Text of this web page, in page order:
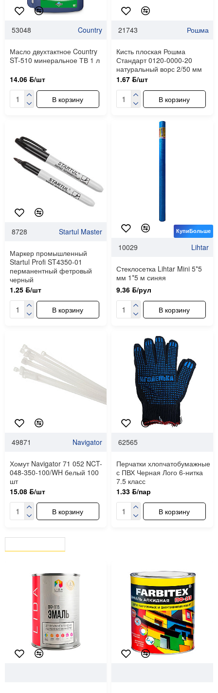
53048 Country
Масло двухтактное Country
ST-510 минеральное ТВ 1 л
14.06 ƃ/шт
В корзину
21743 Рошма
Кисть плоская Рошма
Стандарт 0120-0000-20
натуральный ворс 2/50 мм
1.67 ƃ/шт
В корзину
8728 Startul Master
Маркер промышленный
Startul Profi ST4350-01
перманентный фетровый
черный
1.25 ƃ/шт
В корзину
КупиБольше
10029 Lihtar
Стеклосетка Lihtar Mini 5*5
мм 1*5 м синяя
9.36 ƃ/рул
В корзину
49871 Navigator
Хомут Navigator 71 052 NCT-
048-350-100/WH белый 100
шт
15.08 ƃ/шт
В корзину
62565
Перчатки хлопчатобумажные
с ПВХ Черная Лого 6-нитка
7.5 класс
1.33 ƃ/пар
В корзину